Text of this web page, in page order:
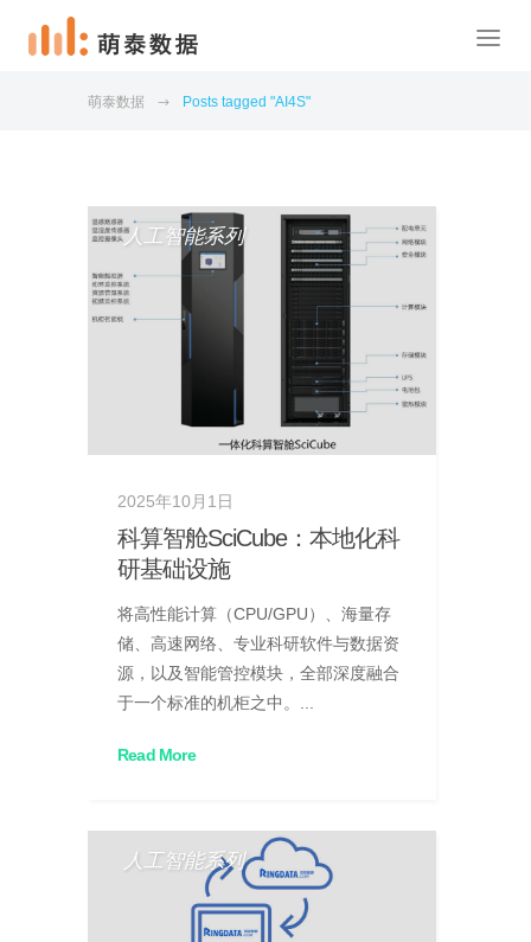
萌泰数据 Posts tagged "AI4S"
人工智能系列
2025年10月1日
科算智舱SciCube：本地化科
研基础设施
将高性能计算（CPU/GPU）、海量存
储、高速网络、专业科研软件与数据资
源，以及智能管控模块，全部深度融合
于一个标准的机柜之中。...
Read More
人工智能系列